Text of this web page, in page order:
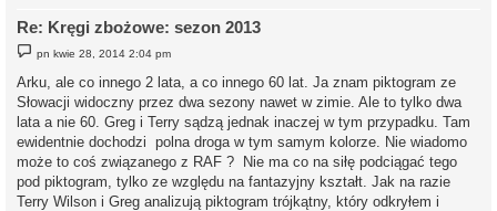
Re: Kręgi zbożowe: sezon 2013
o
s
t
pn kwie 28, 2014 2:04 pm
Arku, ale co innego 2 lata, a co innego 60 lat. Ja znam piktogram ze
Słowacji widoczny przez dwa sezony nawet w zimie. Ale to tylko dwa
lata a nie 60. Greg i Terry sądzą jednak inaczej w tym przypadku. Tam
ewidentnie dochodzi polna droga w tym samym kolorze. Nie wiadomo
może to coś związanego z RAF ? Nie ma co na siłę podciągać tego
pod piktogram, tylko ze względu na fantazyjny kształt. Jak na razie
Terry Wilson i Greg analizują piktogram trójkątny, który odkryłem i